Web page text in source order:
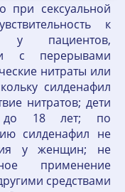
при сексуальной
к
у пациентов,
с перерывами
нитраты или
силденафил
нитратов; дети
до 18 лет; по
силденафил не
у женщин; не
применение
средствами